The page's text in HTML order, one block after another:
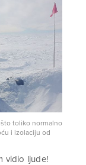
toliko normalno
i izolaciju od
vidio ljude!